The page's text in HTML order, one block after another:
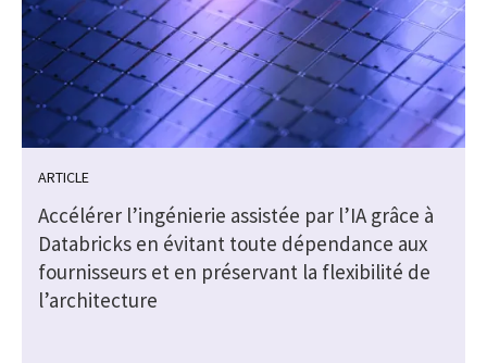
ARTICLE
Accélérer l’ingénierie assistée par l’IA grâce à
Databricks en évitant toute dépendance aux
fournisseurs et en préservant la flexibilité de
l’architecture